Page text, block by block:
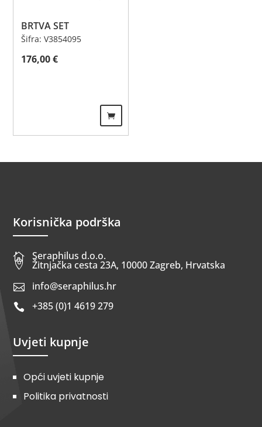
BRTVA SET
Šifra: V3854095
176,00€
Korisnička podrška
 Seraphilus d.o.o.
 Žitnjačka cesta 23A, 10000 Zagreb, Hrvatska
 info@seraphilus.hr
 +385 (0)1 4619 279
Uvjeti kupnje
Opći uvjeti kupnje
Politika privatnosti